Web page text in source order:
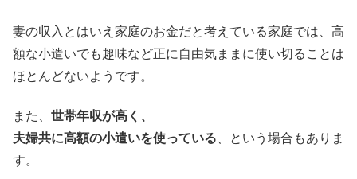
妻の収入とはいえ家庭のお金だと考えている家庭では、高
額な小遣いでも趣味など正に自由気ままに使い切ることは
ほとんどないようです。
また、 世帯年収が高く、
夫婦共に高額の小遣いを使っている、という場合もありま
す。